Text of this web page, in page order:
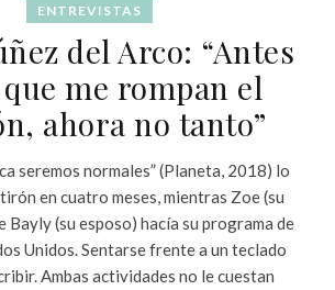
ENTREVISTAS
del Arco: “Antes
me rompan el
ahora no tanto”
seremos normales” (Planeta, 2018) lo
en cuatro meses, mientras Zoe (su
Bayly (su esposo) hacía su programa de
Unidos. Sentarse frente a un teclado
Ambas actividades no le cuestan